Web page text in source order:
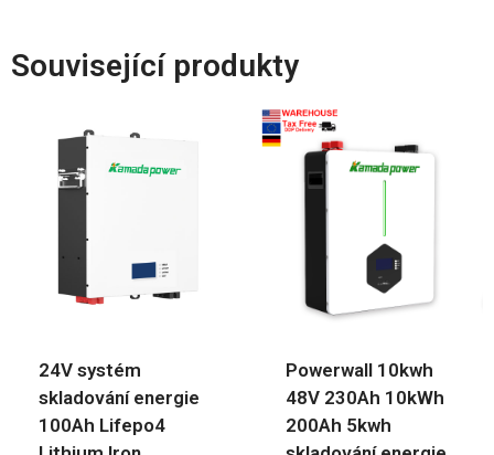
Související produkty
24V systém
skladování energie
100Ah Lifepo4
Powerwall 10kwh
48V 230Ah 10kWh
200Ah 5kwh